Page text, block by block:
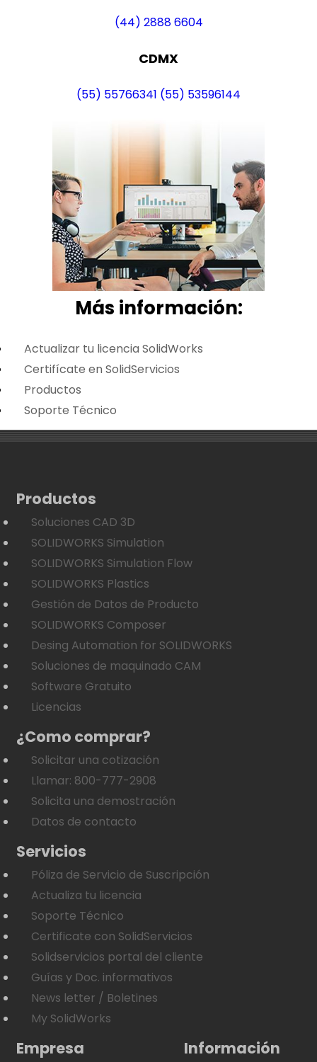
(44) 2888 6604
CDMX
(55) 55766341 (55) 53596144
Más información:
Actualizar tu licencia SolidWorks
Certifícate en SolidServicios
Productos
Soporte Técnico
Productos
Soluciones CAD 3D
SOLIDWORKS Simulation
SOLIDWORKS Simulation Flow
SOLIDWORKS Plastics
Gestión de Datos de Producto
SOLIDWORKS Composer
Desing Automation for SOLIDWORKS
Soluciones de maquinado CAM
Software Gratuito
Licencias
¿Como comprar?
Solicitar una cotización
Llamar: 800-777-2908
Solicita una demostración
Datos de contacto
Servicios
Póliza de Servicio de Suscripción
Actualiza tu licencia
Soporte Técnico
Certificate con SolidServicios
Solidservicios portal del cliente
Guías y Doc. informativos
News letter / Boletines
My SolidWorks
Empresa Información